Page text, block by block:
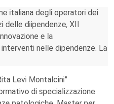
italiana degli operatori dei
delle diipendenze, XII
e la
nelle dipendenze. La
Levi Montalcini"
di specializzazione